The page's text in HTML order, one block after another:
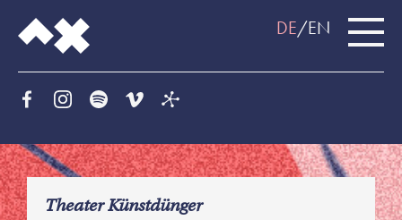
DE EN
f
Theater Künstdünger